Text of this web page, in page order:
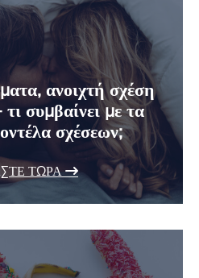
ανοιχτή σχέση
συμβαίνει με τα
σχέσεων;
ΤΏΡΑ